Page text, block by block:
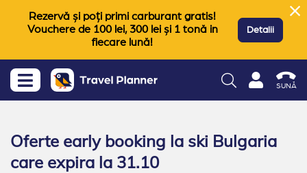
Rezervă și poți primi carburant gratis!
Vouchere de 100 lei, 300 lei și 1 tonă in
fiecare lună!
Detalii
SUNĂ
Oferte early booking la ski Bulgaria
care expira la 31.10